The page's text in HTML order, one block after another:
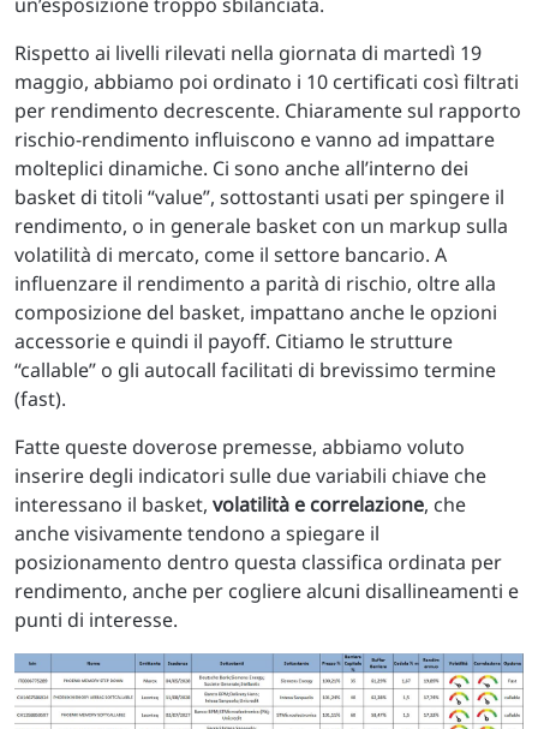
Rispetto ai livelli rilevati nella giornata di martedì 19
maggio, abbiamo poi ordinato i 10 certificati così filtrati
per rendimento decrescente. Chiaramente sul rapporto
rischio-rendimento influiscono e vanno ad impattare
molteplici dinamiche. Ci sono anche all’interno dei
basket di titoli “value”, sottostanti usati per spingere il
rendimento, o in generale basket con un markup sulla
volatilità di mercato, come il settore bancario. A
influenzare il rendimento a parità di rischio, oltre alla
composizione del basket, impattano anche le opzioni
accessorie e quindi il payoff. Citiamo le strutture
“callable” o gli autocall facilitati di brevissimo termine
(fast).
Fatte queste doverose premesse, abbiamo voluto
inserire degli indicatori sulle due variabili chiave che
interessano il basket, volatilità e correlazione, che
anche visivamente tendono a spiegare il
posizionamento dentro questa classifica ordinata per
rendimento, anche per cogliere alcuni disallineamenti e
punti di interesse.